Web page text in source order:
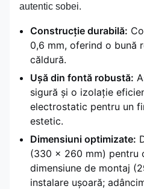
autentic sobei.
Construcție durabilă:
0,6 mm, oferind o bună
căldură.
Ușă din fontă robustă:
sigură și o izolație
electrostatic pentru un
estetic.
Dimensiuni optimizate:
(330 x 260 mm) pentru
dimensiune de montaj
instalare ușoară;